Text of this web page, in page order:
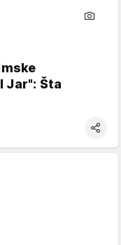
Jar": Šta